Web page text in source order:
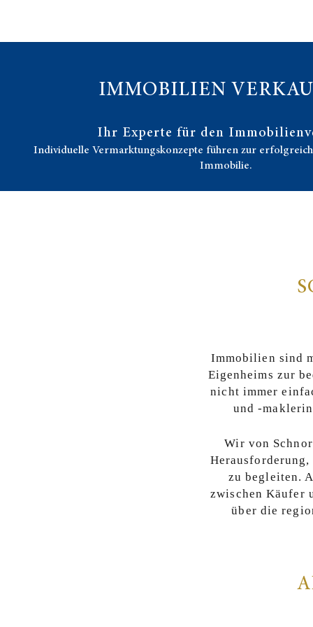
IMMOBILIEN
Ihr Experte für den
Individuelle Vermarktungskonzepte führen zur
Immobilie.
Immobilien sind
Eigenheims zur
nicht immer
und -
Wir von
zu begleiten.
zwischen Käufer
über die